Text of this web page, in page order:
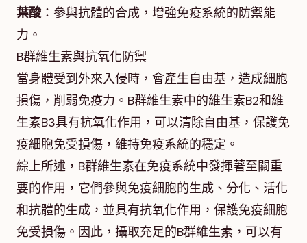
葉酸：參與抗體的合成，增強免疫系統的防禦能
力。
B群維生素與抗氧化防禦
當身體受到外來入侵時，會產生自由基，造成細胞
損傷，削弱免疫力。B群維生素中的維生素B2和維
生素B3具有抗氧化作用，可以清除自由基，保護免
疫細胞免受損傷，維持免疫系統的穩定。
綜上所述，B群維生素在免疫系統中發揮著至關重
要的作用，它們參與免疫細胞的生成、分化、活化
和抗體的生成，並具有抗氧化作用，保護免疫細胞
免受損傷。因此，攝取充足的B群維生素，可以有